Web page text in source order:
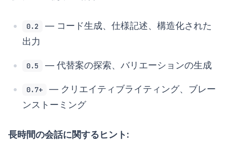
0.2
— コード生成、仕様記述、構造化された
出力
0.5 — 代替案の探索、バリエーションの生成
0.7+
— クリエイティブライティング、ブレー
ンストーミング
長時間の会話に関するヒント: